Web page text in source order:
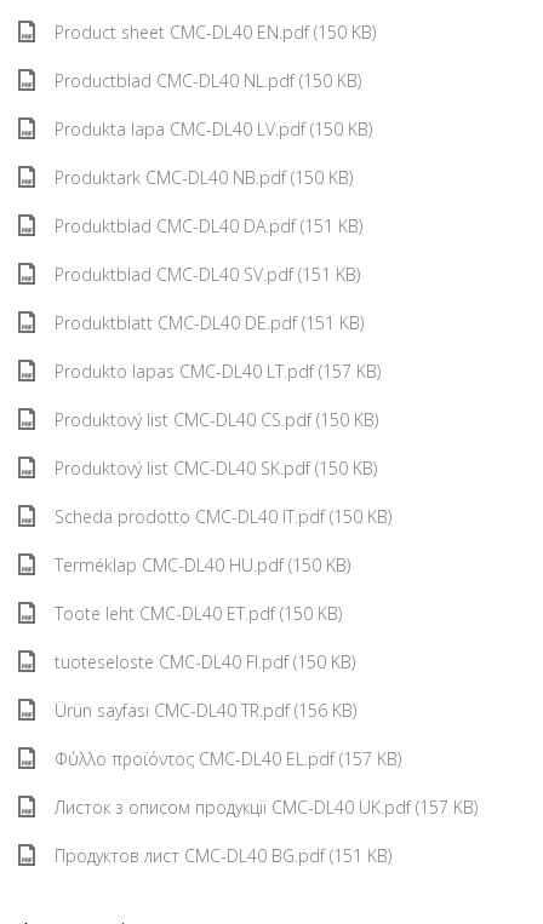
Product sheet CMC-DL40 EN.pdf (150 KB)
Productblad CMC-DL40 NL.pdf (150 KB)
Produkta lapa CMC-DL40 LV.pdf (150 KB)
Produktark CMC-DL40 NB.pdf (150 KB)
Produktblad CMC-DL40 DA.pdf (151 KB)
Produktblad CMC-DL40 SV.pdf (151 KB)
Produktblatt CMC-DL40 DE.pdf (151 KB)
Produkto lapas CMC-DL40 LT.pdf (157 KB)
Produktový list CMC-DL40 CS.pdf (150 KB)
Produktový list CMC-DL40 SK.pdf (150 KB)
Scheda prodotto CMC-DL40 IT.pdf (150 KB)
Terméklap CMC-DL40 HU.pdf (150 KB)
Toote leht CMC-DL40 ET.pdf (150 KB)
tuoteseloste CMC-DL40 FI.pdf (150 KB)
Ürün sayfası CMC-DL40 TR.pdf (156 KB)
Φύλλο προϊόντος CMC-DL40 EL.pdf (157 KB)
Листок з описом продукції CMC-DL40 UK.pdf (157 KB)
Продуктов лист CMC-DL40 BG.pdf (151 KB)